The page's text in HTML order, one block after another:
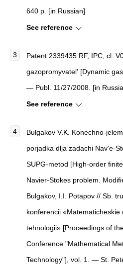
640 p. [in Russian]
See reference
Patent 2339435 RF, IPC, cl.
gazopromyvatel' [Dynamic
— Publ. 11/27/2008. [in
See reference
Bulgakov V.K. Konechno-
porjadka dlja zadachi Nav'e-
SUPG-metod [High-order
Navier-Stokes problem.
Bulgakov, I.I. Potapov // Sb.
konferencii «Matematicheskie
tehnologii» [Proceedings of
Conference "Mathematical
Technology"], vol. 1. — St.